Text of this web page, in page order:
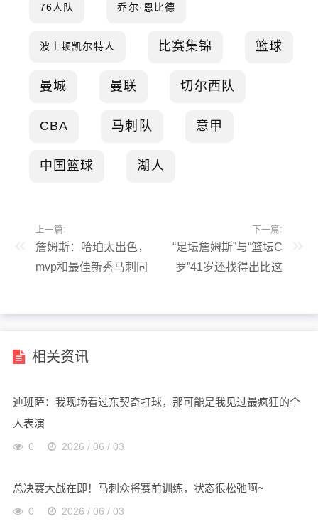
76人队 乔尔·恩比德
波士顿凯尔特人 比赛集锦 篮球
曼城 曼联 切尔西队
CBA 马刺队 意甲
中国篮球 湖人
上一篇:
詹姆斯：哈珀太出色，
mvp和最佳新秀马刺同
下一篇:
“足坛詹姆斯”与“篮坛C
罗”41岁还找得出比这
相关资讯
迪班萨：我现场看过东契奇打球，那可能是我见过最疯狂的个
人表演
0 2026 / 06 / 03
总决赛大战在即！马刺众将赛前训练，状态很松弛啊~
0 2026 / 06 / 03